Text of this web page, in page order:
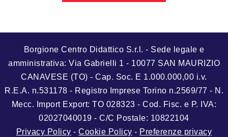
Borgione Centro Didattico S.r.l. - Sede legale e
amministrativa: Via Gabrielli 1 - 10077 SAN MAURIZIO
CANAVESE (TO) - Cap. Soc. E 1.000.000,00 i.v.
R.E.A. n.531178 - Registro Imprese Torino n.2569/77 - N.
Mecc. Import Export: TO 028323 - Cod. Fisc. e P. IVA:
02027040019 - C/C Postale: 10822104
Privacy Policy -Cookie Policy - Preferenze privacy